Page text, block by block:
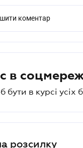
коментар
в
бути в курсі усіх
розсилку